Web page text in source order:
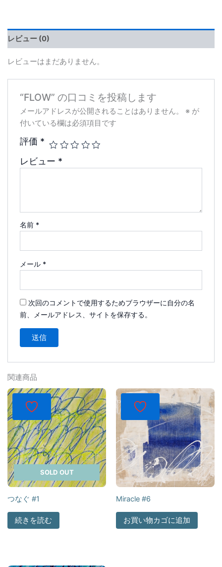
レビュー (0)
レビューはまだありません。
“FLOW” の口コミを投稿します
メールアドレスが公開されることはありません。 ※ が
付いている欄は必須項目です
評価 *
レビュー *
名前 *
メール *
次回のコメントで使用するためブラウザーに自分の名
前、メールアドレス、サイトを保存する。
関連商品
SOLD OUT
つなぐ #1
続きを読む
Miracle #6
お買い物カゴに追加